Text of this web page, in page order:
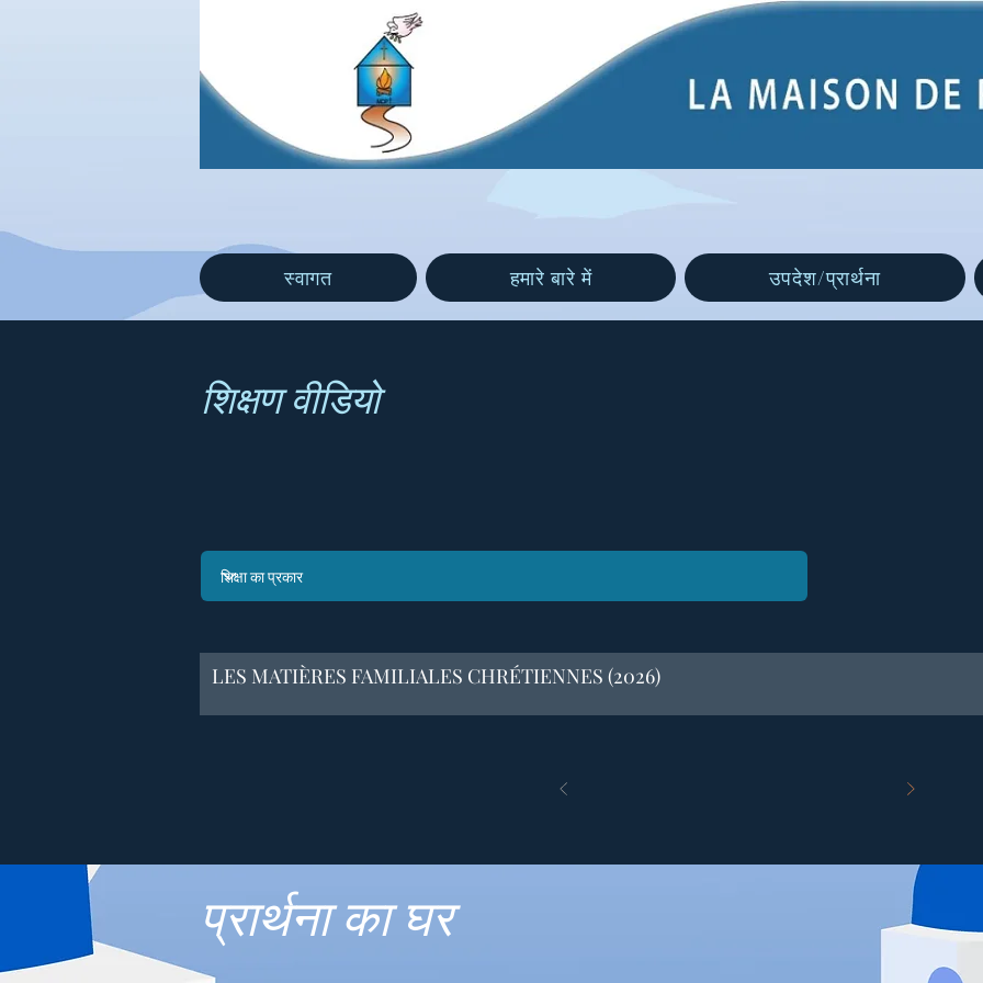
स्वागत हमारे बारे में उपदेश/प्रार्थना
शिक्षण वीडियो
LES MATIÈRES FAMILIALES CHRÉTIENNES (2026)
प्रार्थना का घर